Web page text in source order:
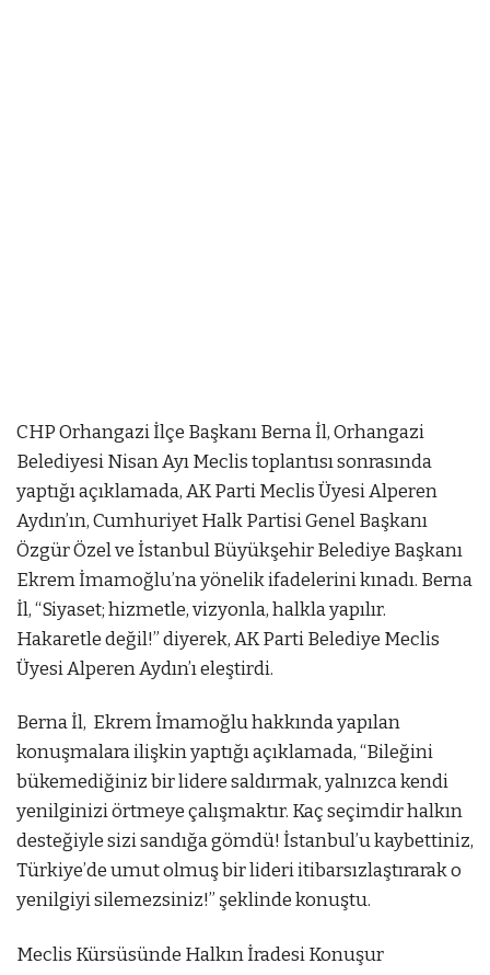
CHP Orhangazi İlçe Başkanı Berna İl, Orhangazi
Belediyesi Nisan Ayı Meclis toplantısı sonrasında
yaptığı açıklamada, AK Parti Meclis Üyesi Alperen
Aydın’ın, Cumhuriyet Halk Partisi Genel Başkanı
Özgür Özel ve İstanbul Büyükşehir Belediye Başkanı
Ekrem İmamoğlu’na yönelik ifadelerini kınadı. Berna
İl, “Siyaset; hizmetle, vizyonla, halkla yapılır.
Hakaretle değil!” diyerek, AK Parti Belediye Meclis
Üyesi Alperen Aydın’ı eleştirdi.
mostbetmostbet azmostbet mostbet azmostbet
Berna İl, Ekrem İmamoğlu hakkında yapılan
konuşmalara ilişkin yaptığı açıklamada, “Bileğini
bükemediğiniz bir lidere saldırmak, yalnızca kendi
yenilginizi örtmeye çalışmaktır. Kaç seçimdir halkın
desteğiyle sizi sandığa gömdü! İstanbul’u kaybettiniz,
Türkiye’de umut olmuş bir lideri itibarsızlaştırarak o
yenilgiyi silemezsiniz!” şeklinde konuştu.
Meclis Kürsüsünde Halkın İradesi Konuşur